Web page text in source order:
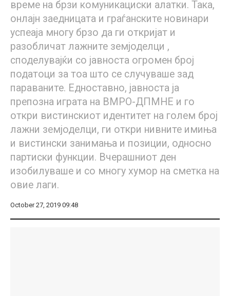
време на брзи комуникациски алатки. Така,
онлајн заедницата и граѓанските новинари
успеаја многу брзо да ги откријат и
разобличат лажните земјоделци ,
споделувајќи со јавноста огромен број
податоци за тоа што се случуваше зад
параваните. Едноставно, јавноста ја
препозна играта на ВМРО-ДПМНЕ и го
откри вистинскиот идентитет на голем број
лажни земјоделци, ги откри нивните имиња
и вистински занимања и позиции, односно
партиски функции. Вчерашниот ден
изобилуваше и со многу хумор на сметка на
овие лаги.
October 27, 2019 09:48